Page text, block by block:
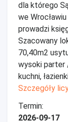
dla którego
we
prowadzi
Szacowany
70,40m2
wysoki parter
kuchni,
Szczegóły
Termin:
2026-09-17